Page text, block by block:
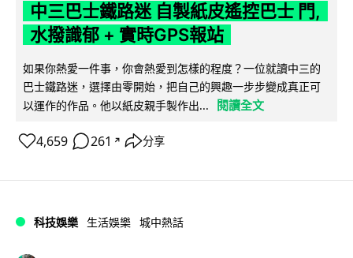
中三巴士鐵路迷 自製紙皮遙控巴士 門,
水撥識郁 + 實時GPS報站
如果你熱愛一件事，你會熱愛到怎樣的程度？一位就讀中三的
巴士鐵路迷，選擇由零開始，把自己的興趣一步步變成真正可
以運作的作品。他以紙皮親手製作出...
閱讀全文
4,659 261 ↗ 分享
科技娛樂 生活娛樂 城中熱話